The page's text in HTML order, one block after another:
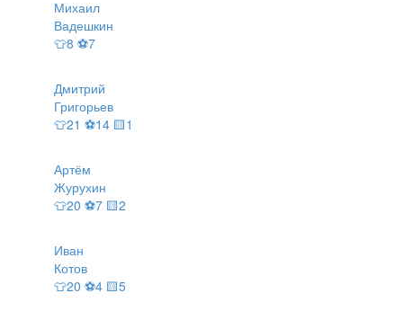
Михаил
Вадешкин
👕8 ⚽7
Дмитрий
Григорьев
👕21 ⚽14 🟨1
Артём
Журухин
👕20 ⚽7 🟨2
Иван
Котов
👕20 ⚽4 🟨5